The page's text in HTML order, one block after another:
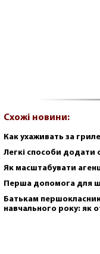
Схожі новини:
Как ухаживать за
Легкі способи додати
Як масштабувати
Перша допомога для
Батькам
навчального року: як